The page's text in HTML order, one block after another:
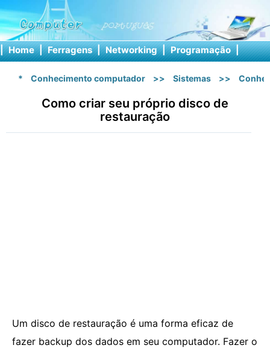
| Home | Ferragens | Networking | Programação |
* Conhecimento computador >> Sistemas >>
Como criar seu próprio disco de
restauração
Um disco de restauração é uma forma eficaz de
fazer backup dos dados em seu computador. Fazer o